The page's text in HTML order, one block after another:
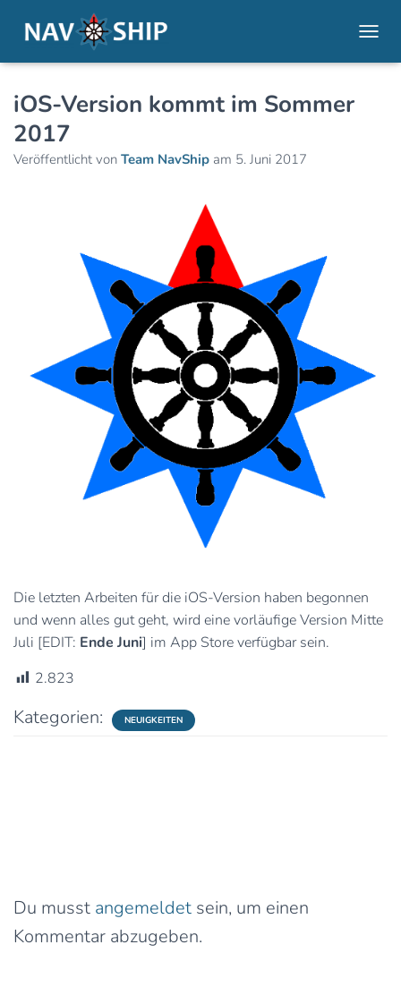
iOS-Version kommt im Sommer
2017
Veröffentlicht von Team NavShip am 5. Juni 2017
Die letzten Arbeiten für die iOS-Version haben begonnen
und wenn alles gut geht, wird eine vorläufige Version Mitte
Juli [EDIT: Ende Juni] im App Store verfügbar sein.
2.823
Kategorien: NEUIGKEITEN
Du musst angemeldet sein, um einen
Kommentar abzugeben.